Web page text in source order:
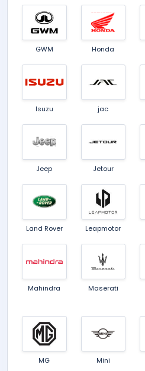
GWM Honda
Isuzu jac
Jeep Jetour
Land Rover Leapmotor
Mahindra Maserati
MG Mini